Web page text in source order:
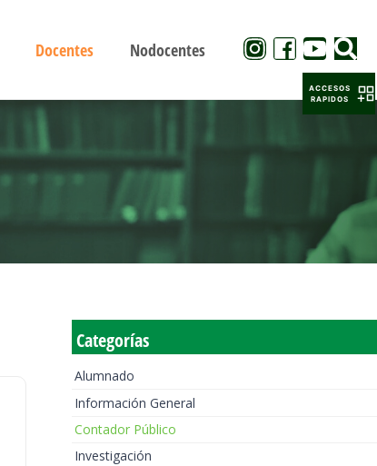
Docentes Nodocentes
Categorías
Alumnado
Información General
Contador Público
Investigación
ACCESOS
RAPIDOS